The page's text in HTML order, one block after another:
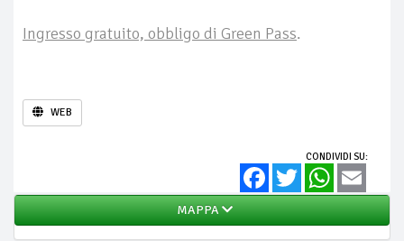
Ingresso gratuito, obbligo di Green Pass.
WEB
CONDIVIDI SU:
FacebookTwitter WhatsApp
MAPPA